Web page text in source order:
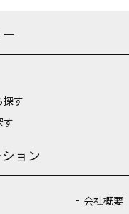
探す
す
ョン
会社概要